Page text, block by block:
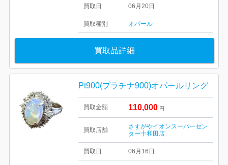
買取日 06月20日
買取種別 オパール
買取品詳細
Pt900(プラチナ900)オパールリング
買取金額 110,000 円
買取店舗
さすがやイオンスーパーセン
ター十和田店
買取日 06月16日